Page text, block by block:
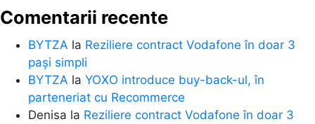
Comentarii recente
BYTZA la Reziliere contract Vodafone în doar 3
pași simpli
BYTZA la YOXO introduce buy-back-ul, în
parteneriat cu Recommerce
Denisa la Reziliere contract Vodafone în doar 3